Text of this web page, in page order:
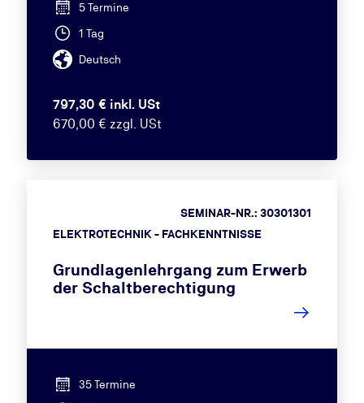
5 Termine
1 Tag
Deutsch
797,30 € inkl. USt
670,00 € zzgl. USt
ELEKTROTECHNIK - FACHKENNTNISSE
SEMINAR-NR.: 30301301
Grundlagenlehrgang zum Erwerb
der Schaltberechtigung
35 Termine